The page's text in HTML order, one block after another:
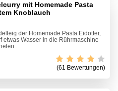
mit Homemade Pasta
Knoblauch
der Homemade Pasta Eidotter,
etwas Wasser in die Rührmaschine
(61 Bewertungen)